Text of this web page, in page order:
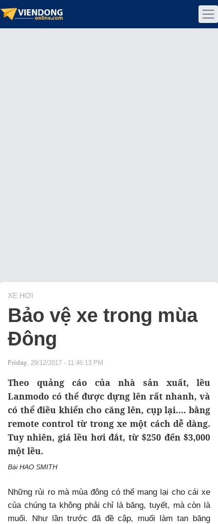
XE HƠI
Bảo vệ xe trong mùa
Đông
Friday, 29/12/2017 - 11:46:13 PM
Theo quảng cáo của nhà sản xuất, lều
Lanmodo có thể được dựng lên rất nhanh, và
có thể điều khiển cho căng lên, cụp lại…. bằng
remote control từ trong xe một cách dễ dàng.
Tuy nhiên, giá lều hơi đắt, từ $250 đến $3,000
một lều.
Bài HAO SMITH
Những rủi ro mà mùa đông có thể mang lại cho cái xe
của chúng ta không phải chỉ là băng, tuyết, mà còn là
muối. Như lần trước đã đề cập, muối làm tan băng